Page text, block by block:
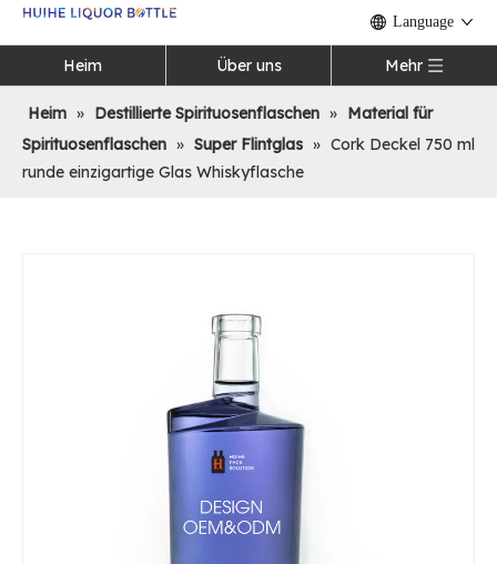
Language
Heim Über uns Mehr
Heim » Destillierte Spirituosenflaschen » Material für
Spirituosenflaschen » Super Flintglas » Cork Deckel 750 ml
runde einzigartige Glas Whiskyflasche